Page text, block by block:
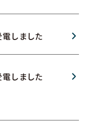
しました
しました